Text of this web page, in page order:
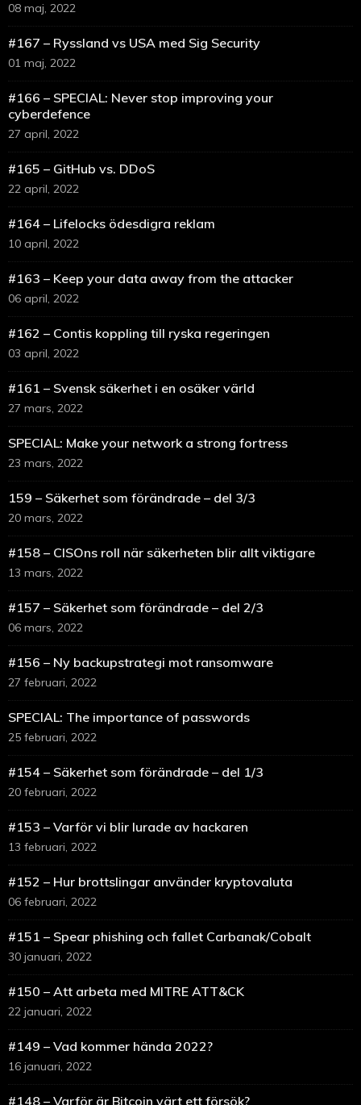
08 maj, 2022
#167 – Ryssland vs USA med Sig Security
01 maj, 2022
#166 – SPECIAL: Never stop improving your
cyberdefence
27 april, 2022
#165 – GitHub vs. DDoS
22 april, 2022
#164 – Lifelocks ödesdigra reklam
10 april, 2022
#163 – Keep your data away from the attacker
06 april, 2022
#162 – Contis koppling till ryska regeringen
03 april, 2022
#161 – Svensk säkerhet i en osäker värld
27 mars, 2022
SPECIAL: Make your network a strong fortress
23 mars, 2022
159 – Säkerhet som förändrade – del 3/3
20 mars, 2022
#158 – CISOns roll när säkerheten blir allt viktigare
13 mars, 2022
#157 – Säkerhet som förändrade – del 2/3
06 mars, 2022
#156 – Ny backupstrategi mot ransomware
27 februari, 2022
SPECIAL: The importance of passwords
25 februari, 2022
#154 – Säkerhet som förändrade – del 1/3
20 februari, 2022
#153 – Varför vi blir lurade av hackaren
13 februari, 2022
#152 – Hur brottslingar använder kryptovaluta
06 februari, 2022
#151 – Spear phishing och fallet Carbanak/Cobalt
30 januari, 2022
#150 – Att arbeta med MITRE ATT&CK
22 januari, 2022
#149 – Vad kommer hända 2022?
16 januari, 2022
#148 – Varför är Bitcoin värt ett försök?